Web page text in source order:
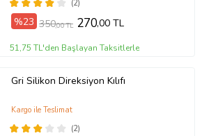
(2)
%23 350,00 TL 270,00 TL
51,75 TL'den Başlayan Taksitlerle
Gri Silikon Direksiyon Kılıfı
(2)
Kargo ile Teslimat